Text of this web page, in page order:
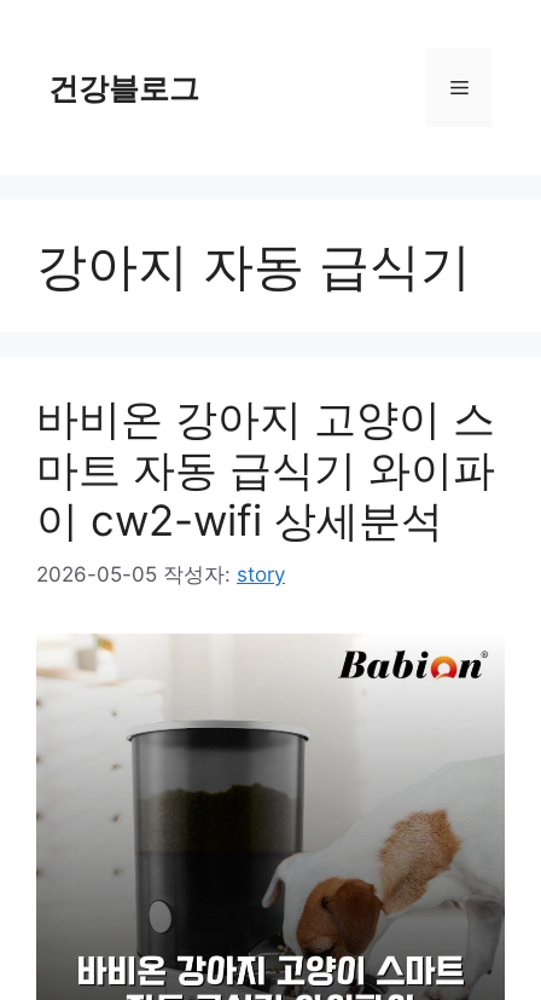
건강블로그 메
강아지 자동 급식기
바비온 강아지 고양이 스
마트 자동 급식기 와이파
이 cw2-wifi 상세분석
2026-05-05 작성자: story